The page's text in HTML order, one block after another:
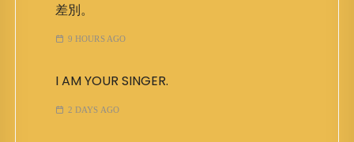
差別。
9 HOURS AGO
I AM YOUR SINGER.
2 DAYS AGO